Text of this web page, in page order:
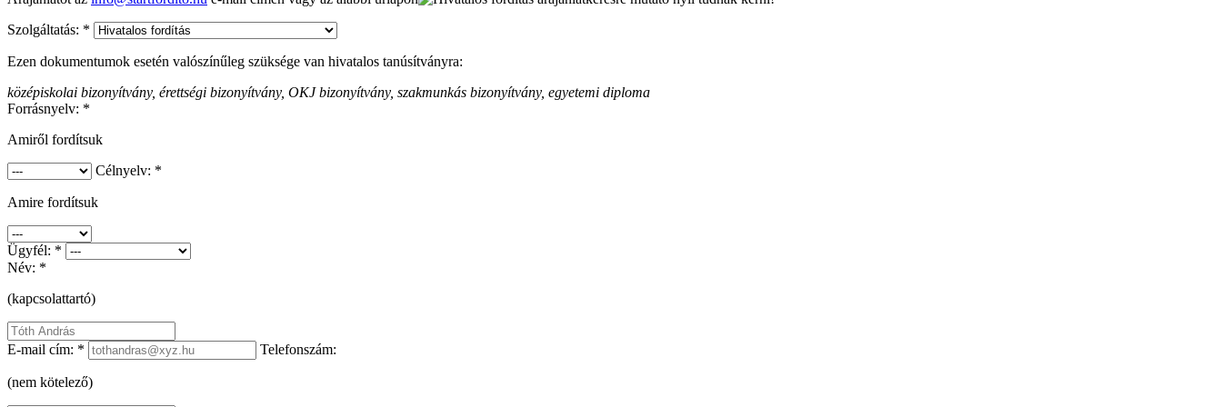
Szolgáltatás: *
Ezen dokumentumok esetén valószínűleg szüksége van hivatalos tanúsítványra:
középiskolai bizonyítvány, érettségi bizonyítvány, OKJ bizonyítvány, szakmunkás bizonyítvány, egyetemi diploma
Forrásnyelv: *
Amiről fordítsuk
Célnyelv: *
Amire fordítsuk
Ügyfél: *
Név: *
(kapcsolattartó)
E-mail cím: * Telefonszám:
(nem kötelező)